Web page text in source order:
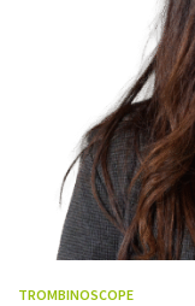
TROMBINOSCOPE